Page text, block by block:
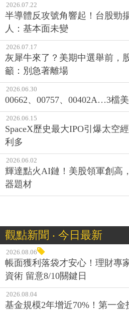
2026.07.22
半導體反攻號角響起！台股勁
人：基本面未變
2026.07.17
灰犀牛來了？美期中選舉前，
籲：別急著離場
2026.06.30
00662、00757、00402A…3檔
2026.06.15
SpaceX歷史最大IPO引爆太空
利多
2026.06.02
輝達點火AI鏈！美股領軍創高
器題材
觀點新聞 ‧ 今日最新
2026.08.06
帳面獲利落袋才安心！理財專
資術 留意8/10關鍵日
2026.08.04
基金規模2年增近70%！第一